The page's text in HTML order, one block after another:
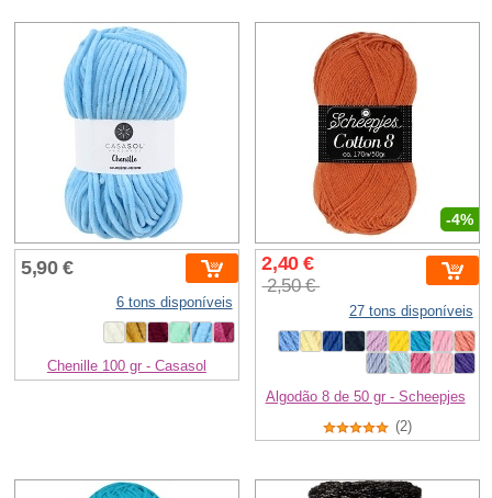
5,90 €
6 tons disponíveis
Chenille 100 gr - Casasol
-4%
2,40 €
2,50 €
27 tons disponíveis
Algodão 8 de 50 gr - Scheepjes
(2)